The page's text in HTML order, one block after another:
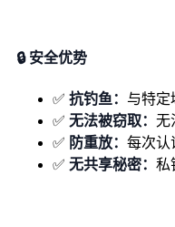
🔒 安全优势
✅ 抗钓鱼： 与特定
✅ 无法被窃取： 无
✅ 防重放： 每次认
✅ 无共享秘密： 私